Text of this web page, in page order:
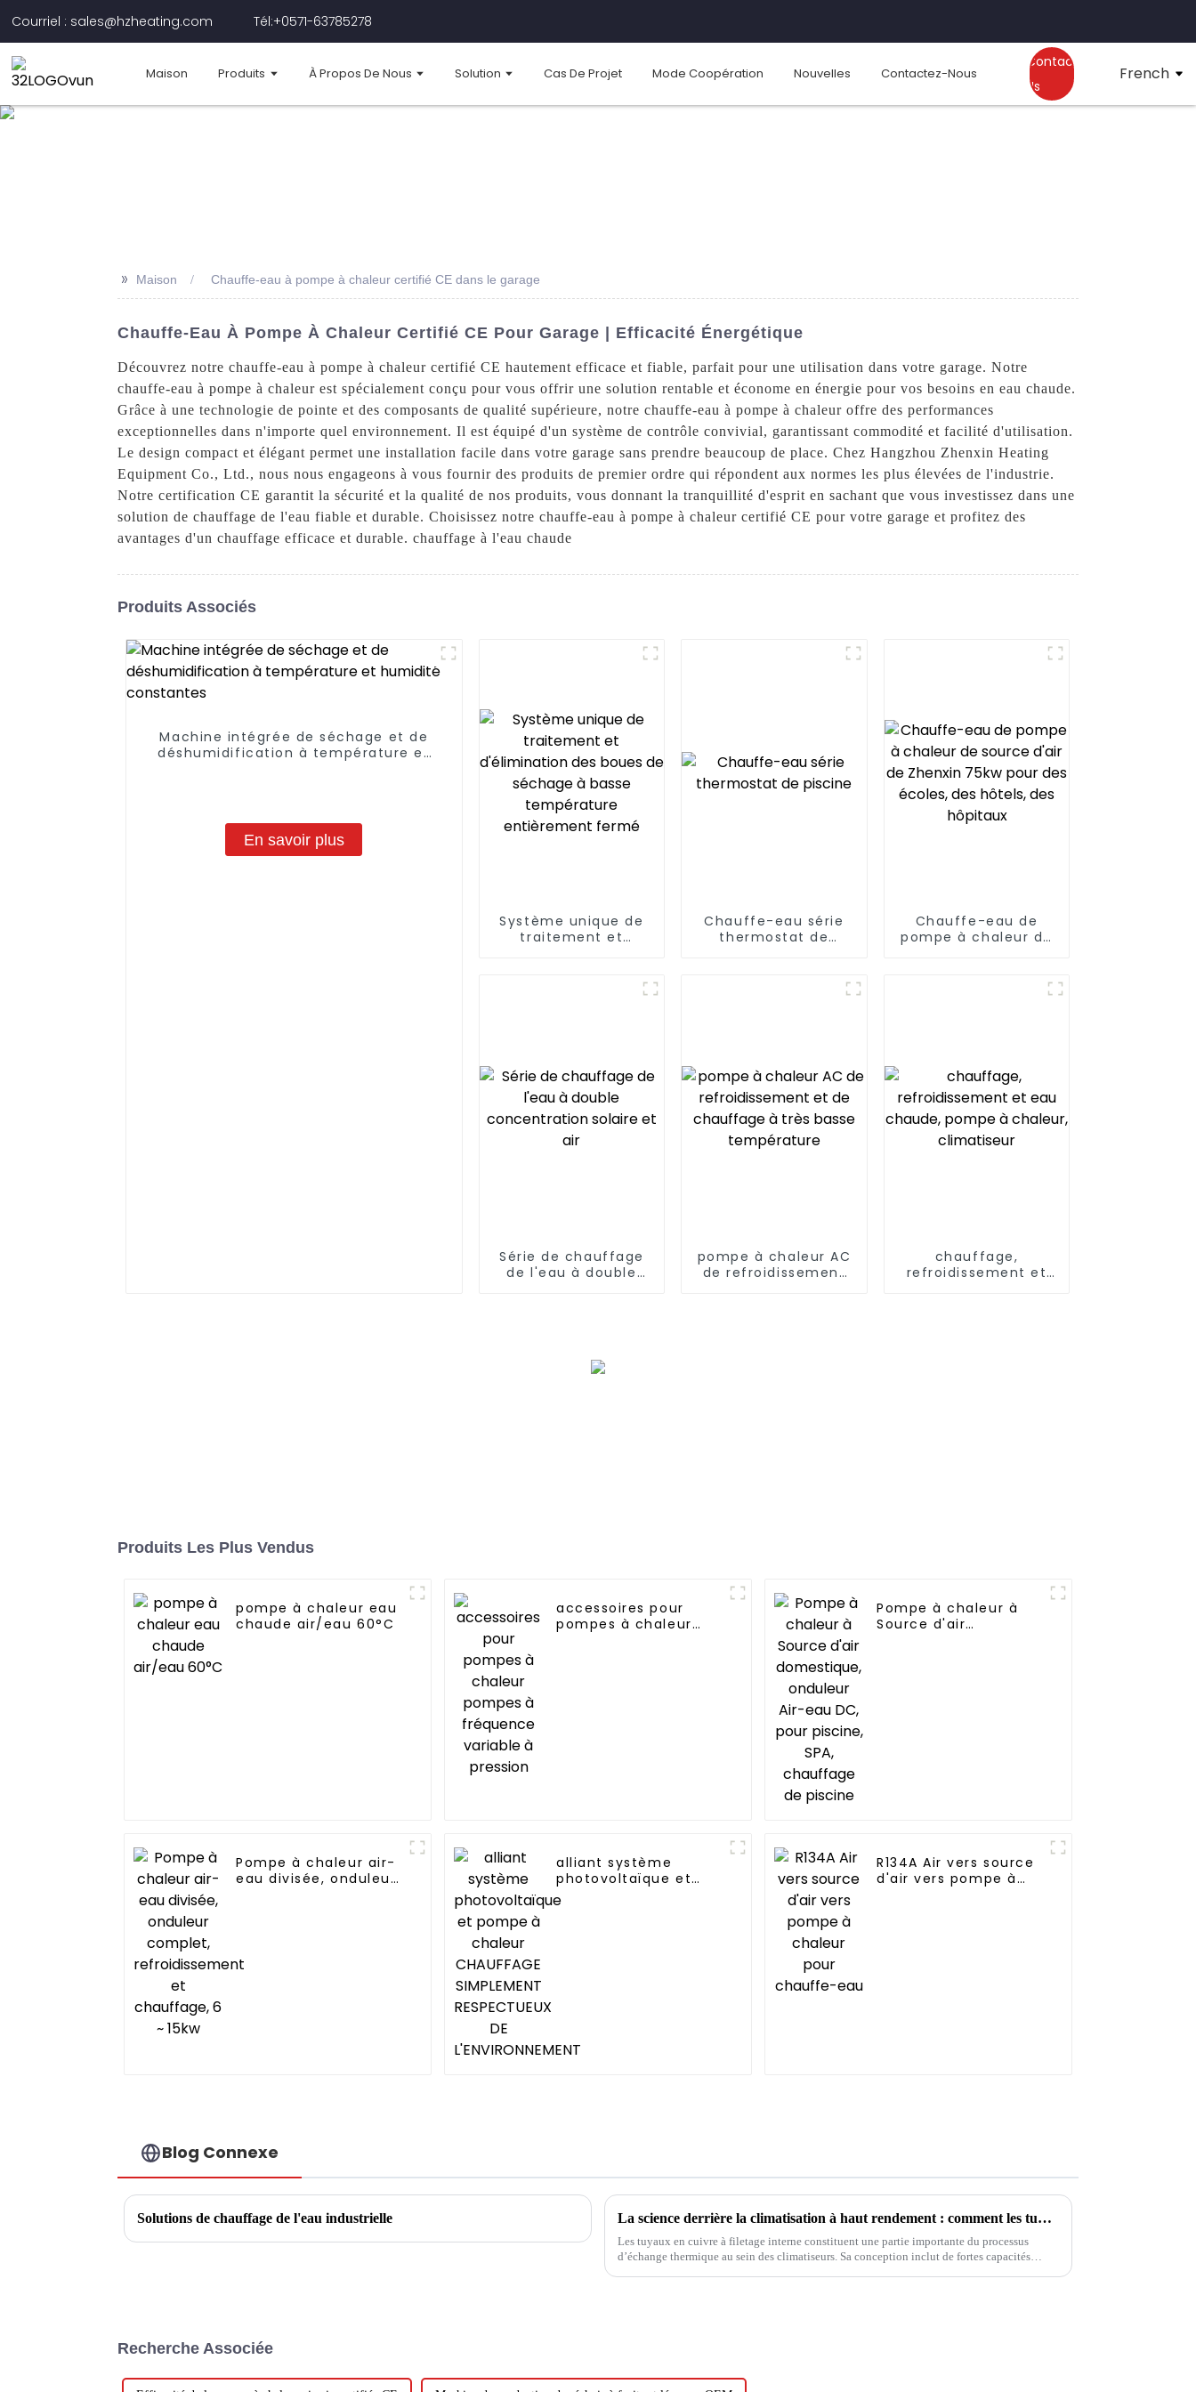
Courriel : sales@hzheating.com Tél:+0571-63785278
Maison Produits À Propos De Nous Solution Cas De Projet Mode Coopération Nouvelles Contactez-Nous
Contact
Us
French
>> Maison Chauffe-eau à pompe à chaleur certifié CE dans le garage
Chauffe-Eau À Pompe À Chaleur Certifié CE Pour Garage | Efficacité Énergétique
Découvrez notre chauffe-eau à pompe à chaleur certifié CE hautement efficace et fiable, parfait pour une utilisation dans votre garage. Notre
chauffe-eau à pompe à chaleur est spécialement conçu pour vous offrir une solution rentable et économe en énergie pour vos besoins en eau chaude.
Grâce à une technologie de pointe et des composants de qualité supérieure, notre chauffe-eau à pompe à chaleur offre des performances
exceptionnelles dans n'importe quel environnement. Il est équipé d'un système de contrôle convivial, garantissant commodité et facilité d'utilisation.
Le design compact et élégant permet une installation facile dans votre garage sans prendre beaucoup de place. Chez Hangzhou Zhenxin Heating
Equipment Co., Ltd., nous nous engageons à vous fournir des produits de premier ordre qui répondent aux normes les plus élevées de l'industrie.
Notre certification CE garantit la sécurité et la qualité de nos produits, vous donnant la tranquillité d'esprit en sachant que vous investissez dans une
solution de chauffage de l'eau fiable et durable. Choisissez notre chauffe-eau à pompe à chaleur certifié CE pour votre garage et profitez des
avantages d'un chauffage efficace et durable. chauffage à l'eau chaude
Produits Associés
Machine intégrée de séchage et de
déshumidification à température et
En savoir plus
Système unique de
traitement et
basse température
entièrement fermé
Chauffe-eau série
thermostat de
Chauffe-eau de
pompe à chaleur de
hôtels, des hôpitaux
Série de chauffage
de l'eau à double
pompe à chaleur AC
de refroidissement
chauffage,
refroidissement et
Produits Les Plus Vendus
pompe à chaleur eau
chaude air/eau 60°C
accessoires pour
pompes à chaleur
Pompe à chaleur à
Source d'air
Pompe à chaleur air-
eau divisée, onduleur
alliant système
photovoltaïque et
pompe à chaleur
CHAUFFAGE
R134A Air vers source
d'air vers pompe à
Blog Connexe
Solutions de chauffage de l'eau industrielle La science derrière la climatisation à haut rendement : comment les tubes en cuivre à filetage interne améliorent le transfert de chaleur
Les tuyaux en cuivre à filetage interne constituent une partie importante du processus
d’échange thermique au sein des climatiseurs. Sa conception inclut de fortes capacités
Recherche Associée